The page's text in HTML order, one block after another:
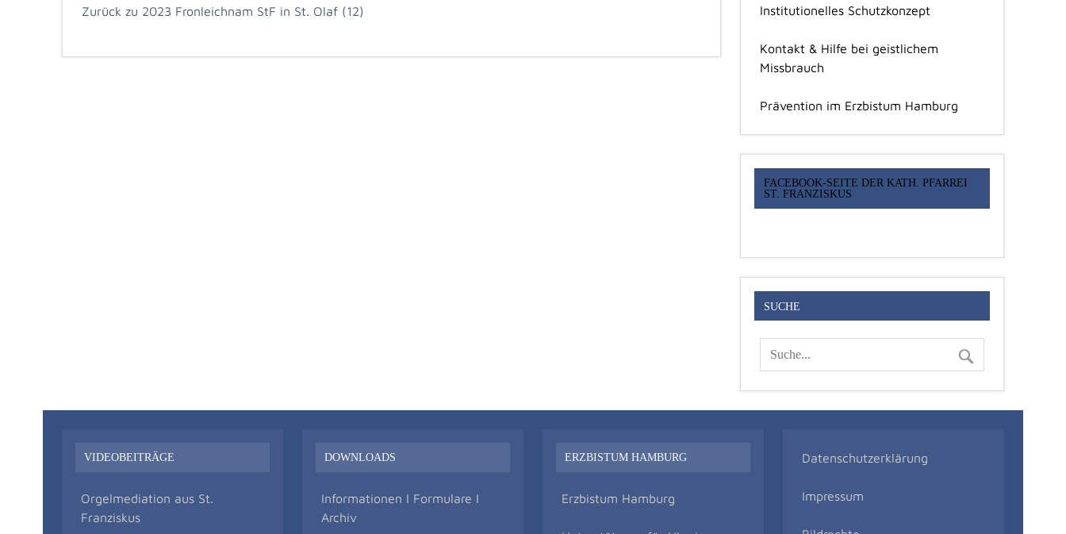
Zurück zu 2023 Fronleichnam StF in St. Olaf (12) Institutionelles Schutzkonzept
Kontakt & Hilfe bei geistlichem
Missbrauch
Prävention im Erzbistum Hamburg
FACEBOOK-SEITE DER KATH. PFARREI
ST. FRANZISKUS
SUCHE
VIDEOBEITRÄGE
Orgelmediation aus St.
Franziskus
DOWNLOADS
Informationen I Formulare I
Archiv
ERZBISTUM HAMBURG
Erzbistum Hamburg
Datenschutzerklärung
Impressum